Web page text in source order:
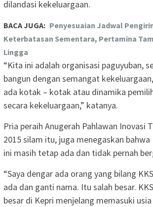
dilandasi kekeluargaan.
BACA JUGA: Penyesuaian Jadwal
Keterbatasan Sementara, Pertamina
Lingga
“Kita ini adalah organisasi paguyuban,
bangun dengan semangat
ada kotak – kotak atau dinamika
secara kekeluargaan,” katanya.
Pria peraih Anugerah Pahlawan Inovasi
2015 silam itu, juga menegaskan bahwa
ini masih tetap ada dan tidak pernah
“Saya dengar ada orang yang bilang
ada dan ganti nama. Itu salah besar.
besar di Kepri menjelang memasuki